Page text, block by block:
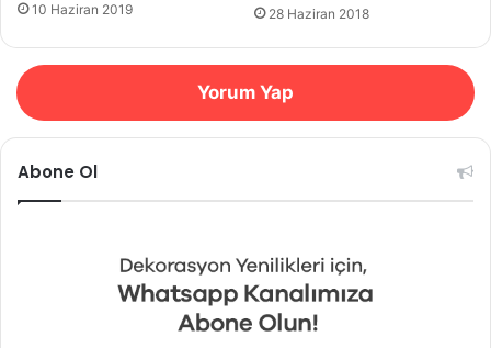
10 Haziran 2019 28 Haziran 2018
Yorum Yap
Abone Ol